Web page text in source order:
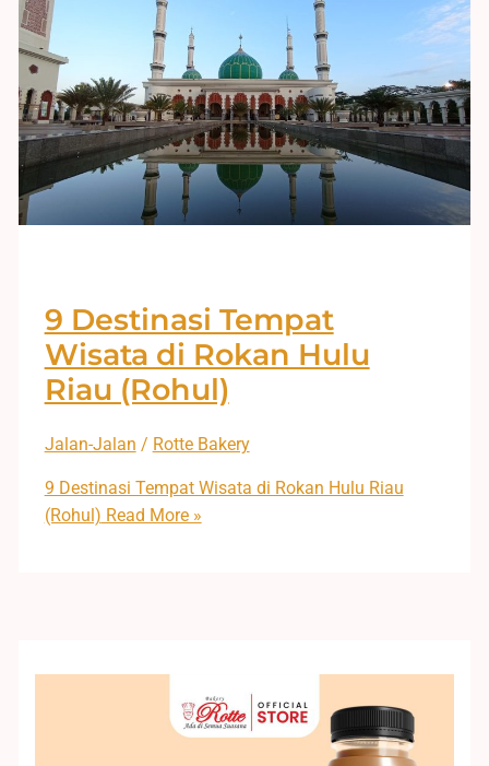
9 Destinasi Tempat
Wisata di Rokan Hulu
Riau (Rohul)
Jalan-Jalan / Rotte Bakery
9 Destinasi Tempat Wisata di Rokan Hulu Riau
(Rohul) Read More »